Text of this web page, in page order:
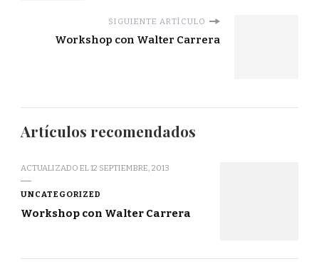
SIGUIENTE ARTÍCULO
Workshop con Walter Carrera
Artículos recomendados
ACTUALIZADO EL12 SEPTIEMBRE, 2013
UNCATEGORIZED
Workshop con Walter Carrera